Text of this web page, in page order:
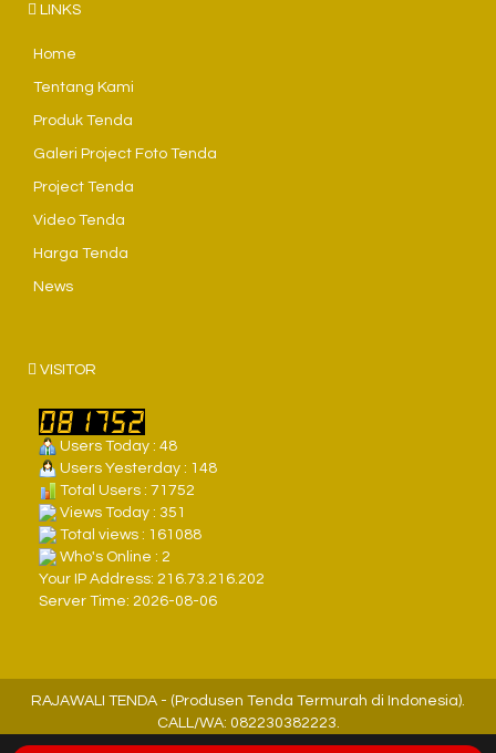
LINKS
Home
Tentang Kami
Produk Tenda
Galeri Project Foto Tenda
Project Tenda
Video Tenda
Harga Tenda
News
VISITOR
Users Today : 48
Users Yesterday : 148
Total Users : 71752
Views Today : 351
Total views : 161088
Who's Online : 2
Your IP Address: 216.73.216.202
Server Time: 2026-08-06
RAJAWALI TENDA - (Produsen Tenda Termurah di Indonesia).
CALL/WA: 082230382223.